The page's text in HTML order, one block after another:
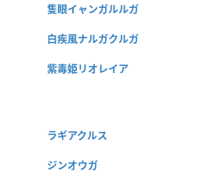
隻眼イャンガルルガ
白疾風ナルガクルガ
紫毒姫リオレイア
ラギアクルス
ジンオウガ